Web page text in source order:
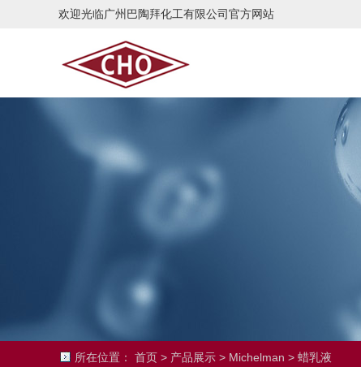
欢迎光临广州巴陶拜化工有限公司官方网站
所在位置： 首页 > 产品展示 > Michelman > 蜡乳液